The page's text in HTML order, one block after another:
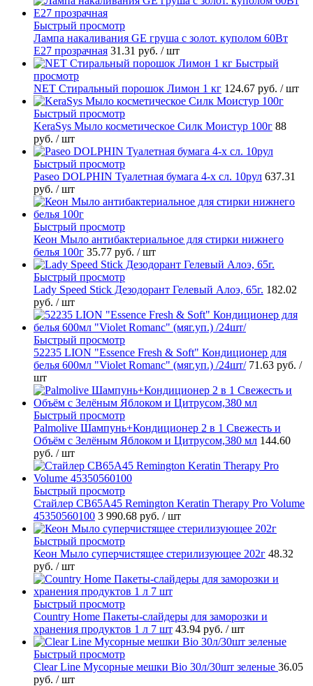
Быстрый просмотр
Лампа накаливания GE груша с золот. куполом 60Вт
Е27 прозрачная 31.31 руб. / шт
Быстрый
просмотр
NET Стиральный порошок Лимон 1 кг 124.67 руб. / шт
Быстрый просмотр
KeraSys Мыло косметическое Силк Моистур 100г 88
руб. / шт
Быстрый просмотр
Paseo DOLPHIN Туалетная бумага 4-х сл. 10рул 637.31
руб. / шт
Быстрый просмотр
Кеон Мыло антибактериальное для стирки нижнего
белья 100г 35.77 руб. / шт
Быстрый просмотр
Lady Speed Stick Дезодорант Гелевый Алоэ, 65г. 182.02
руб. / шт
Быстрый просмотр
52235 LION "Essence Fresh & Soft" Кондиционер для
белья 600мл "Violet Romanc" (мяг.уп.) /24шт/ 71.63 руб. /
шт
Быстрый просмотр
Palmolive Шампунь+Кондиционер 2 в 1 Свежесть и
Объём с Зелёным Яблоком и Цитрусом,380 мл 144.60
руб. / шт
Быстрый просмотр
Стайлер CB65A45 Remington Keratin Therapy Pro Volume
45350560100 3 990.68 руб. / шт
Быстрый просмотр
Кеон Мыло суперчистящее стерилизующее 202г 48.32
руб. / шт
Быстрый просмотр
Country Home Пакеты-слайдеры для заморозки и
хранения продуктов 1 л 7 шт 43.94 руб. / шт
Быстрый просмотр
Clear Line Мусорные мешки Bio 30л/30шт зеленые 36.05
руб. / шт